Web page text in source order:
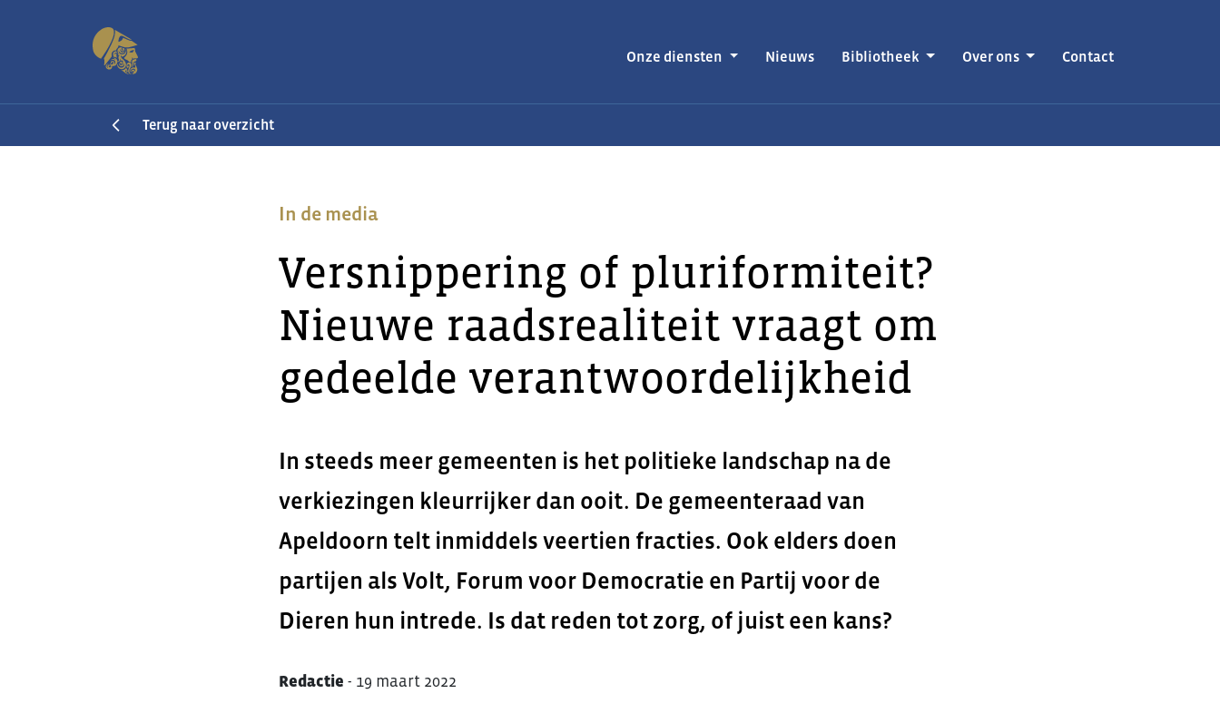
Onze diensten Nieuws Bibliotheek Over ons Contact
Terug naar overzicht
In de media
Versnippering of pluriformiteit?
Nieuwe raadsrealiteit vraagt om
gedeelde verantwoordelijkheid
In steeds meer gemeenten is het politieke landschap na de
verkiezingen kleurrijker dan ooit. De gemeenteraad van
Apeldoorn telt inmiddels veertien fracties. Ook elders doen
partijen als Volt, Forum voor Democratie en Partij voor de
Dieren hun intrede. Is dat reden tot zorg, of juist een kans?
Redactie - 19 maart 2022